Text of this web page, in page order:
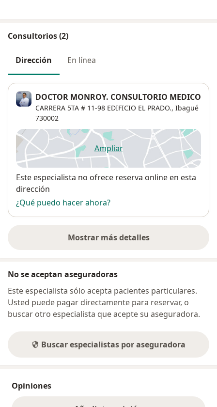
Consultorios (2)
Dirección En línea
DOCTOR MONROY. CONSULTORIO MEDICO
CARRERA 5TA # 11-98 EDIFICIO EL PRADO., Ibagué
730002
Ampliarse abre en una nueva
Disponibilidad
Este especialista no ofrece reserva online en esta
dirección
¿Qué puedo hacer ahora?
Mostrar más detalles
sobre la dirección
No se aceptan aseguradoras
Este especialista sólo acepta pacientes particulares.
Usted puede pagar directamente para reservar, o
buscar otro especialista que acepte su aseguradora.
Buscar especialistas por aseguradora
Opiniones